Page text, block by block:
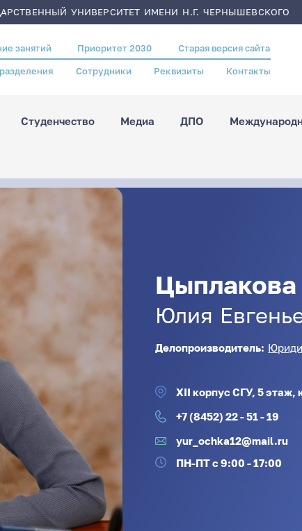
УНИВЕРСИТЕТ ИМЕНИ Н.Г. ЧЕРНЫШЕВСКОГО
занятий Приоритет 2030 Старая версия сайта
Сотрудники Реквизиты Контакты
Студенчество Медиа ДПО
Цыплакова
Юлия
Делопроизводитель:
XII корпус СГУ, 5 этаж,
+7 (8452) 22 - 51 - 19
yur_ochka12@mail.ru
ПН-ПТ с 9:00 - 17:00